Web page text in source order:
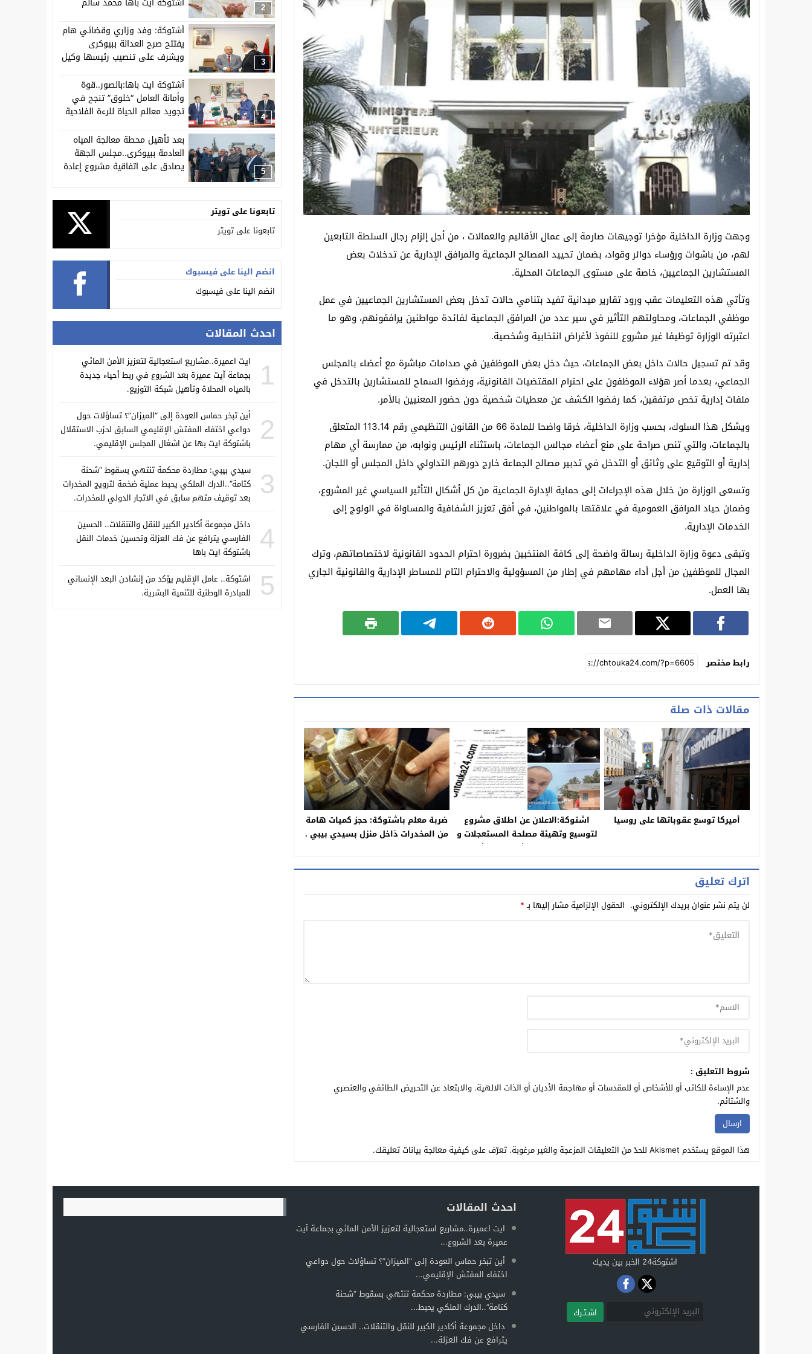
سقوط “معمل الموت” بسيدي بيبي.. الدرك يفكك شبكة تقطير “ماء الحياة” في مداهمة خاطفة
انطلاق دورة تكوينية في مجال الطاقات المتجددة بمنصة الشباب ببيوكرى.
وجهت وزارة الداخلية مؤخرا توجيهات صارمة إلى عمال الأقاليم والعمالات ، من أجل إلزام رجال السلطة التابعين
لهم، من باشوات ورؤساء دوائر وقواد، بضمان تحييد المصالح الجماعية والمرافق الإدارية عن تدخلات بعض
المستشارين الجماعيين، خاصة على مستوى الجماعات المحلية.
وتأتي هذه التعليمات عقب ورود تقارير ميدانية تفيد بتنامي حالات تدخل بعض المستشارين الجماعيين في عمل
موظفي الجماعات، ومحاولتهم التأثير في سير عدد من المرافق الجماعية لفائدة مواطنين يرافقونهم، وهو ما
اعتبرته الوزارة توظيفا غير مشروع للنفوذ لأغراض انتخابية وشخصية.
وقد تم تسجيل حالات داخل بعض الجماعات، حيث دخل بعض الموظفين في صدامات مباشرة مع أعضاء بالمجلس
الجماعي، بعدما أصر هؤلاء الموظفون على احترام المقتضيات القانونية، ورفضوا السماح للمستشارين بالتدخل في
ملفات إدارية تخص مرتفقين، كما رفضوا الكشف عن معطيات شخصية دون حضور المعنيين بالأمر.
ويشكل هذا السلوك، بحسب وزارة الداخلية، خرقا واضحا للمادة 66 من القانون التنظيمي رقم 113.14 المتعلق
بالجماعات، والتي تنص صراحة على منع أعضاء مجالس الجماعات، باستثناء الرئيس ونوابه، من ممارسة أي مهام
إدارية أو التوقيع على وثائق أو التدخل في تدبير مصالح الجماعة خارج دورهم التداولي داخل المجلس أو اللجان.
وتسعى الوزارة من خلال هذه الإجراءات إلى حماية الإدارة الجماعية من كل أشكال التأثير السياسي غير المشروع،
وضمان حياد المرافق العمومية في علاقتها بالمواطنين، في أفق تعزيز الشفافية والمساواة في الولوج إلى
الخدمات الإدارية.
وتبقى دعوة وزارة الداخلية رسالة واضحة إلى كافة المنتخبين بضرورة احترام الحدود القانونية لاختصاصاتهم، وترك
المجال للموظفين من أجل أداء مهامهم في إطار من المسؤولية والاحترام التام للمساطر الإدارية والقانونية الجاري
بها العمل.
رابط مختصر
مقالات ذات صلة
أميركا توسع عقوباتها على روسيا
اشتوكة:الاعلان عن اطلاق مشروع
لتوسيع وتهيئة مصلحة المستعجلات و
بناء مصلحة الإنعاش بالمستشفى
ضربة معلم باشتوكة: حجز كميات هامة
من المخدرات ذاخل منزل بسيدي بيبي .
اترك تعليق
لن يتم نشر عنوان بريدك الإلكتروني. الحقول الإلزامية مشار إليها بـ*
شروط التعليق :
عدم الإساءة للكاتب أو للأشخاص أو للمقدسات أو مهاجمة الأديان أو الذات الالهية. والابتعاد عن التحريض الطائفي والعنصري
والشتائم.
هذا الموقع يستخدم Akismet للحدّ من التعليقات المزعجة والغير مرغوبة. تعرّف على كيفية معالجة بيانات تعليقك.
2
المقبلة
3
أشتوكة: وفد وزاري وقضائي هام
يفتتح صرح العدالة ببيوكرى
ويشرف على تنصيب رئيسها وكيل
4
آشتوكة ايت باها:بالصور..قوة
وأمانة العامل “خلوق” تنجح في
تجويد معالم الحياة للرءة الفلاحية
5
بعد تأهيل محطة معالجة المياه
العادمة ببيوكرى..مجلس الجهة
يصادق على اتفاقية مشروع إعادة
تابعونا على تويتر
تابعونا على تويتر
انضم الينا على فيسبوك
انضم الينا على فيسبوك
احدث المقالات
1
ايت اعميرة..مشاريع استعجالية لتعزيز الأمن المائي
بجماعة آيت عميرة بعد الشروع في ربط أحياء جديدة
بالمياه المحلاة وتأهيل شبكة التوزيع.
2
أين تبخر حماس العودة إلى “الميزان”؟ تساؤلات حول
دواعي اختفاء المفتش الإقليمي السابق لحزب الاستقلال
باشتوكة ايت بها عن اشغال المجلس الإقليمي.
3
سيدي بيبي: مطاردة محكمة تنتهي بسقوط “شحنة
كتامة”..الدرك الملكي يحبط عملية ضخمة لترويج المخدرات
بعد توقيف متهم سابق في الاتجار الدولي للمخدرات.
4
داخل مجموعة أكادير الكبير للنقل والتنقلات.. الحسين
الفارسي يترافع عن فك العزلة وتحسين خدمات النقل
باشتوكة ايت باها
5
اشتوكة.. عامل الإقليم يؤكد من إنشادن البعد الإنساني
للمبادرة الوطنية للتنمية البشرية.
اشتوكة24 الخبر بين يديك
اشـتـرك
احدث المقالات
ايت اعميرة..مشاريع استعجالية لتعزيز الأمن المائي بجماعة آيت
عميرة بعد الشروع...
أين تبخر حماس العودة إلى “الميزان”؟ تساؤلات حول دواعي
اختفاء المفتش الإقليمي...
سيدي بيبي: مطاردة محكمة تنتهي بسقوط “شحنة
كتامة”..الدرك الملكي يحبط...
داخل مجموعة أكادير الكبير للنقل والتنقلات.. الحسين الفارسي
يترافع عن فك العزلة...